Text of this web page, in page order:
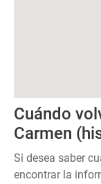
Cuándo
Carmen
Si desea saber
encontrar la